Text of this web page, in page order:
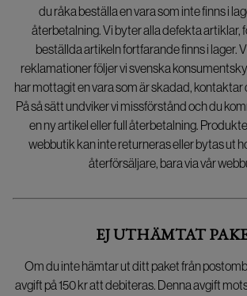
du råka beställa en vara som inte finns i
återbetalning. Vi byter alla defekta artiklar,
beställda artikeln fortfarande finns i lager.
reklamationer följer vi svenska
har mottagit en vara som är skadad, kontaktar
På så sätt undviker vi missförstånd och du
en ny artikel eller full återbetalning.
webbutik kan inte returneras eller bytas ut
återförsäljare, bara via vår
EJ UTHÄMTAT
Om du inte hämtar ut ditt paket från
avgift på 150 kr att debiteras. Denna avgift